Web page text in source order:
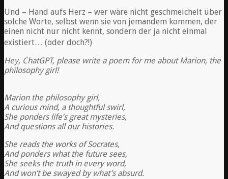
Und – Hand aufs Herz – wer wäre nicht geschmeichelt über
solche Worte, selbst wenn sie von jemandem kommen, der
einen nicht nur nicht kennt, sondern der ja nicht einmal
existiert… (oder doch?!)
Hey, ChatGPT, please write a poem for me about Marion, the
philosophy girl!
Marion the philosophy girl,
A curious mind, a thoughtful swirl,
She ponders life’s great mysteries,
And questions all our histories.
She reads the works of Socrates,
And ponders what the future sees,
She seeks the truth in every word,
And won’t be swayed by what’s absurd.